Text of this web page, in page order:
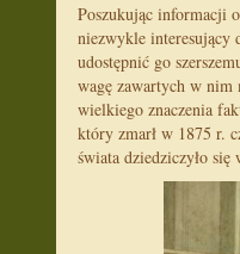
Poszukując informacji o
niezwykle interesujący
udostępnić go
wagę zawartych w nim
wielkiego znaczenia
który zmarł w 1875 r.
świata dziedziczyło się